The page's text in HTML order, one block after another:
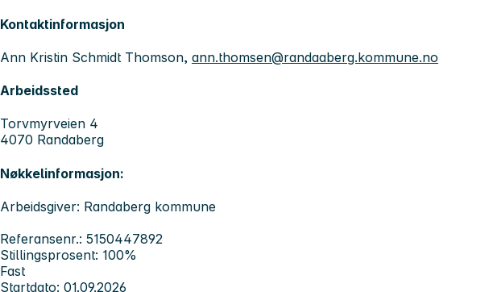
Kontaktinformasjon
Ann Kristin Schmidt Thomson, ann.thomsen@randaaberg.kommune.no
Arbeidssted
Torvmyrveien 4
4070 Randaberg
Nøkkelinformasjon:
Arbeidsgiver: Randaberg kommune
Referansenr.: 5150447892
Stillingsprosent: 100%
Fast
Startdato: 01.09.2026